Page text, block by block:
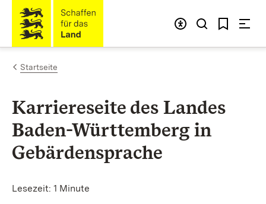
Zum Inhalt springen
Link zur Startseite
Startseite
Karriereseite des Landes
Baden-Württemberg in
Gebärdensprache
Lesezeit: 1 Minute